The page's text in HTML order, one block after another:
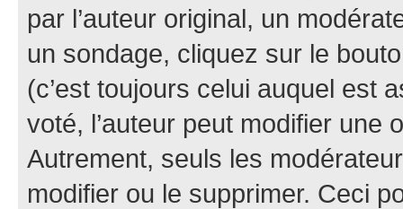
par l’auteur original, un
un sondage, cliquez sur le
(c’est toujours celui auquel est
voté, l’auteur peut modifier une
Autrement, seuls les
modifier ou le supprimer. Ceci